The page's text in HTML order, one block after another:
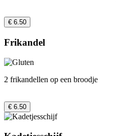
€ 6.50
Frikandel
2 frikandellen op een broodje
€ 6.50